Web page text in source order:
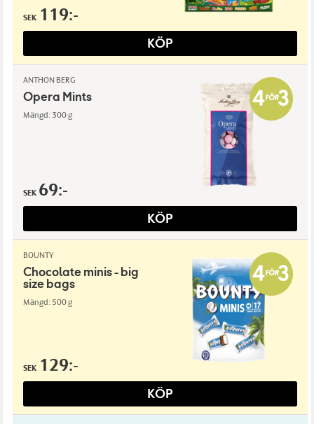
SEK 119:-
KÖP
ANTHON BERG
Opera Mints
Mängd: 300 g
SEK 69:-
KÖP
BOUNTY
Chocolate minis - big
size bags
Mängd: 500 g
SEK 129:-
KÖP